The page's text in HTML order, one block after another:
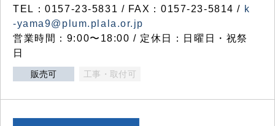
TEL：0157-23-5831 / FAX：0157-23-5814 / k
-yama9@plum.plala.or.jp
営業時間：9:00〜18:00 / 定休日：日曜日・祝祭
日
販売可 工事・取付可